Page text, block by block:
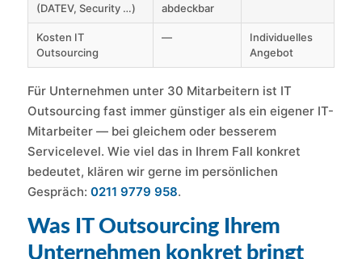
(DATEV, Security …)
abdeckbar
Kosten IT
Outsourcing
—
Individuelles
Angebot
Für Unternehmen unter 30 Mitarbeitern ist IT
Outsourcing fast immer günstiger als ein eigener IT-
Mitarbeiter — bei gleichem oder besserem
Servicelevel. Wie viel das in Ihrem Fall konkret
bedeutet, klären wir gerne im persönlichen
Gespräch: 0211 9779 958.
Was IT Outsourcing Ihrem
Unternehmen konkret bringt